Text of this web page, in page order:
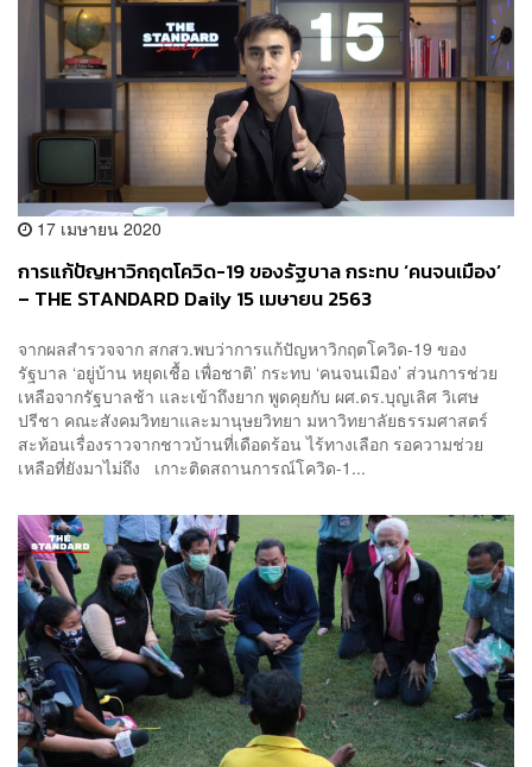
17 เมษายน 2020
การแก้ปัญหาวิกฤตโควิด-19 ของรัฐบาล กระทบ ‘คนจนเมือง’
– THE STANDARD Daily 15 เมษายน 2563
จากผลสำรวจจาก สกสว.พบว่าการแก้ปัญหาวิกฤตโควิด-19 ของ
รัฐบาล ‘อยู่บ้าน หยุดเชื้อ เพื่อชาติ’ กระทบ ‘คนจนเมือง’ ส่วนการช่วย
เหลือจากรัฐบาลช้า และเข้าถึงยาก พูดคุยกับ ผศ.ดร.บุญเลิศ วิเศษ
ปรีชา คณะสังคมวิทยาและมานุษยวิทยา มหาวิทยาลัยธรรมศาสตร์
สะท้อนเรื่องราวจากชาวบ้านที่เดือดร้อน ไร้ทางเลือก รอความช่วย
เหลือที่ยังมาไม่ถึง เกาะติดสถานการณ์โควิด-1...